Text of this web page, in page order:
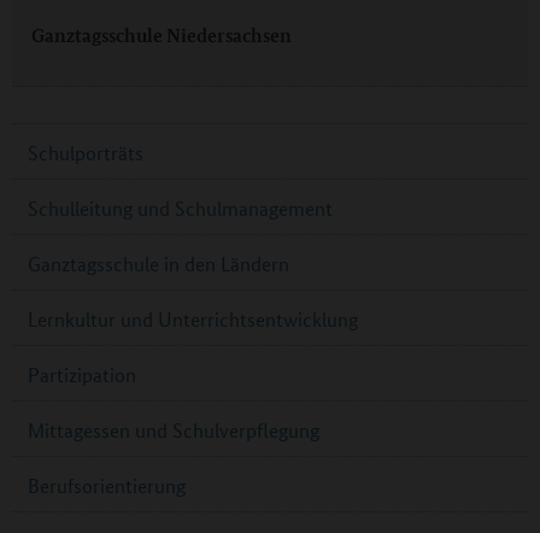
Ganztagsschule Niedersachsen
Schulporträts
Schulleitung und Schulmanagement
Ganztagsschule in den Ländern
Lernkultur und Unterrichtsentwicklung
Partizipation
Mittagessen und Schulverpflegung
Berufsorientierung